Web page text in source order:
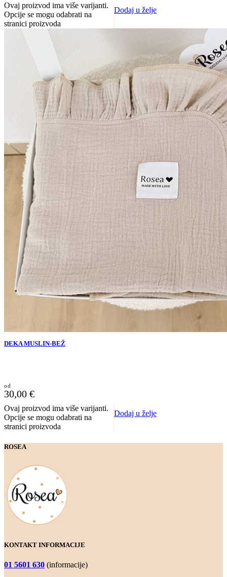
Ovaj proizvod ima više varijanti.
Opcije se mogu odabrati na
stranici proizvoda
Dodaj u želje
DEKA MUSLIN-BEŽ
30,00 €
Ovaj proizvod ima više varijanti.
Opcije se mogu odabrati na
stranici proizvoda
Dodaj u želje
ROSEA
KONTAKT INFORMACIJE
01 5601 630 (informacije)